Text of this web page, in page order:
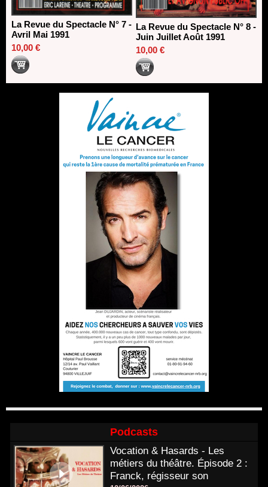
La Revue du Spectacle N° 7 -
Avril Mai 1991
10,00 €
La Revue du Spectacle N° 8 -
Juin Juillet Août 1991
10,00 €
Podcasts
Vocation & Hasards - Les
métiers du théâtre. Épisode 2 :
Franck, régisseur son